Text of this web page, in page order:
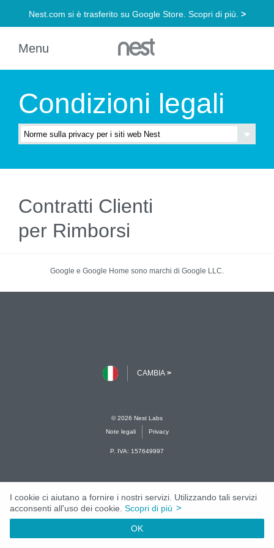
Condizioni legali
Contratti Clienti
per Rimborsi
I cookie ci aiutano a fornire i nostri servizi. Utilizzando tali servizi
acconsenti all'uso dei cookie. Scopri di più >
OK